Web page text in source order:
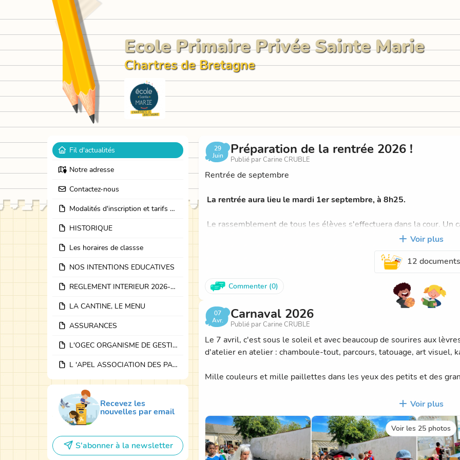
Ecole Primaire Privée Sainte Marie
Chartres de Bretagne
Fil d'actualités
Notre adresse
Contactez-nous
Modalités d'inscription et tarifs Ecole et Garderie
HISTORIQUE
Les horaires de classse
NOS INTENTIONS EDUCATIVES
REGLEMENT INTERIEUR 2026-2027
LA CANTINE, LE MENU
ASSURANCES
L'OGEC ORGANISME DE GESTION
L 'APEL ASSOCIATION DES PARENTS d'élèves
Recevez les
nouvelles par email
S'abonner à la newsletter
29
Juin
Préparation de la rentrée 2026 !
Publié par Carine CRUBLE
Rentrée de septembre
La rentrée aura lieu le mardi 1er septembre, à 8h25.
Le rassemblement de tous les élèves s'effectuera dans la cour. Un
parents d’élèves (APEL). Pour tous les enfants dont les parents le
Les listes des classes sont affichées devant l'école. Vous trouverez
- Visite du restaurant municipal, de 10h30 à 11h30,
- Les parents de PS et MS pourront venir à l’école entre 11h et 12h
de leur enfant. Ceci facilitera la disponibilité de l’enseignante et de
1er septembre.
Voir plus
12 documents
Commenter (0)
07
Avr.
Carnaval 2026
Publié par Carine CRUBLE
Le 7 avril, c'est sous le soleil et avec beaucoup de sourires aux
d'atelier en atelier : chamboule-tout, parcours, tatouage, art visuel,
Mille couleurs et mille paillettes dans les yeux des petits et des
Voir plus
Voir les 25 photos